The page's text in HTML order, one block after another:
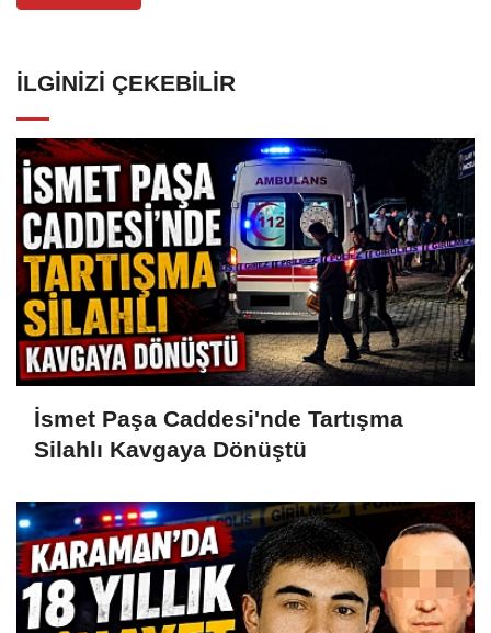
İLGINIZI ÇEKEBILIR
İsmet Paşa Caddesi'nde Tartışma
Silahlı Kavgaya Dönüştü